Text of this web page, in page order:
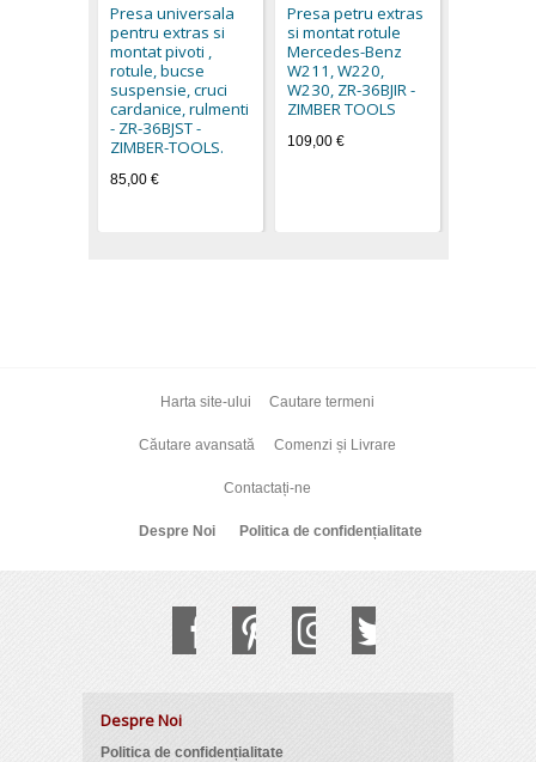
Presa universala
pentru extras si
montat pivoti ,
rotule, bucse
suspensie, cruci
cardanice, rulmenti
- ZR-36BJST -
ZIMBER-TOOLS.
85,00 €
Presa petru extras
si montat rotule
Mercedes-Benz
W211, W220,
W230, ZR-36BJIR -
ZIMBER TOOLS
109,00 €
Harta site-ului Cautare termeni
Căutare avansată Comenzi și Livrare
Contactați-ne
Despre Noi Politica de confidențialitate
Despre Noi
Politica de confidențialitate